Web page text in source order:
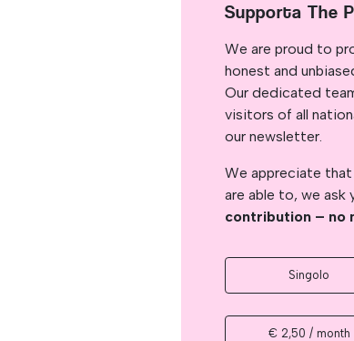
Supporta The
We are proud to
honest and
Our dedicated
visitors of all
our newsletter.
We appreciate
are able to, we ask
contribution – no
Singolo
€ 2,50 / month